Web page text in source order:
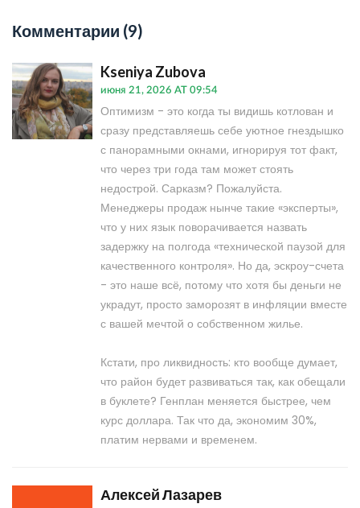
Комментарии (9)
Kseniya Zubova
июня 21, 2026 AT 09:54
Оптимизм - это когда ты видишь котлован и
сразу представляешь себе уютное гнездышко
с панорамными окнами, игнорируя тот факт,
что через три года там может стоять
недострой. Сарказм? Пожалуйста.
Менеджеры продаж нынче такие «эксперты»,
что у них язык поворачивается назвать
задержку на полгода «технической паузой для
качественного контроля». Но да, эскроу-счета
- это наше всё, потому что хотя бы деньги не
украдут, просто заморозят в инфляции вместе
с вашей мечтой о собственном жилье.
Кстати, про ликвидность: кто вообще думает,
что район будет развиваться так, как обещали
в буклете? Генплан меняется быстрее, чем
курс доллара. Так что да, экономим 30%,
платим нервами и временем.
Алексей Лазарев